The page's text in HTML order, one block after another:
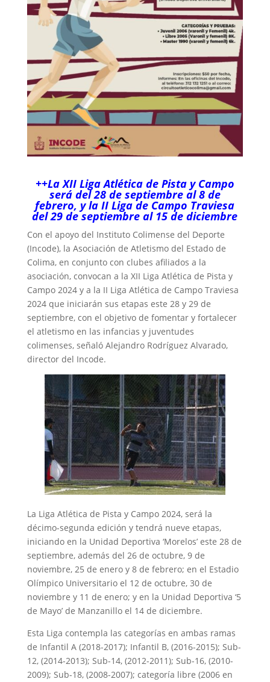
++La XII Liga Atlética de Pista y Campo
será del 28 de septiembre al 8 de
febrero, y la II Liga de Campo Traviesa
del 29 de septiembre al 15 de diciembre
Con el apoyo del Instituto Colimense del Deporte
(Incode), la Asociación de Atletismo del Estado de
Colima, en conjunto con clubes afiliados a la
asociación, convocan a la XII Liga Atlética de Pista y
Campo 2024 y a la II Liga Atlética de Campo Traviesa
2024 que iniciarán sus etapas este 28 y 29 de
septiembre, con el objetivo de fomentar y fortalecer
el atletismo en las infancias y juventudes
colimenses, señaló Alejandro Rodríguez Alvarado,
director del Incode.
La Liga Atlética de Pista y Campo 2024, será la
décimo-segunda edición y tendrá nueve etapas,
iniciando en la Unidad Deportiva ‘Morelos’ este 28 de
septiembre, además del 26 de octubre, 9 de
noviembre, 25 de enero y 8 de febrero; en el Estadio
Olímpico Universitario el 12 de octubre, 30 de
noviembre y 11 de enero; y en la Unidad Deportiva ‘5
de Mayo’ de Manzanillo el 14 de diciembre.
Esta Liga contempla las categorías en ambas ramas
de Infantil A (2018-2017); Infantil B, (2016-2015); Sub-
12, (2014-2013); Sub-14, (2012-2011); Sub-16, (2010-
2009); Sub-18, (2008-2007); categoría libre (2006 en